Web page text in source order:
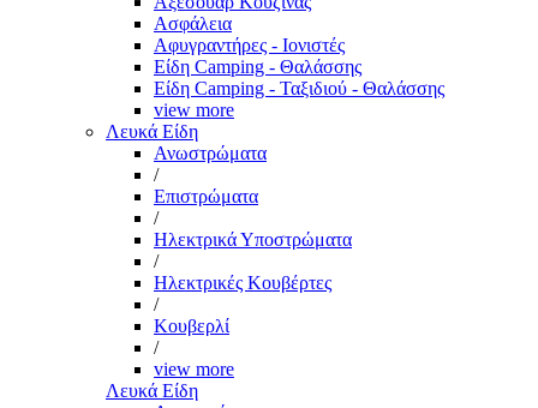
Ασφάλεια
Αφυγραντήρες - Ιονιστές
Είδη Camping - Θαλάσσης
Είδη Camping - Ταξιδιού - Θαλάσσης
view more
Λευκά Είδη
Ανωστρώματα
/
Επιστρώματα
/
Ηλεκτρικά Υποστρώματα
/
Ηλεκτρικές Κουβέρτες
/
Κουβερλί
/
view more
Λευκά Είδη